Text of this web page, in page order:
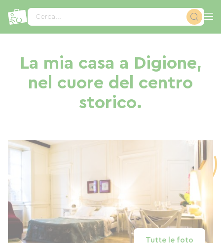
Cerca...
La mia casa a Digione,
nel cuore del centro
storico.
Tutte le foto
Pannello di gestione dei cookies